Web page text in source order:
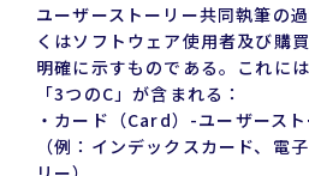
ユーザーストーリー共同執筆の
くはソフトウェア使用者及び購
明確に示すものである。これに
「3つのC」が含まれる：
・カード（Card）-ユーザース
（例：インデックスカード、電